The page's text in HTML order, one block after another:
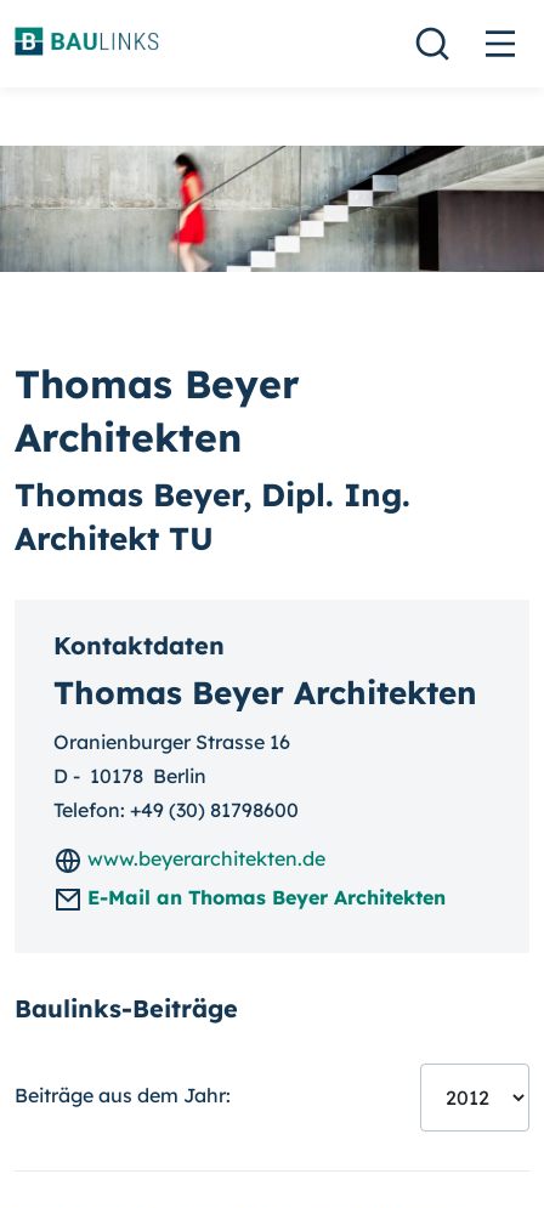
Thomas Beyer
Architekten
Thomas Beyer, Dipl. Ing.
Architekt TU
Kontaktdaten
Thomas Beyer Architekten
Oranienburger Strasse 16
D - 10178 Berlin
Telefon: +49 (30) 81798600
www.beyerarchitekten.de
E-Mail an Thomas Beyer Architekten
Baulinks-Beiträge
Beiträge aus dem Jahr: